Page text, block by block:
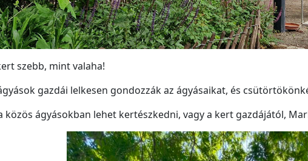
szebb, mint valaha!
gazdái lelkesen gondozzák az ágyásaikat, és
közös ágyásokban lehet kertészkedni, vagy a kert gazdájától,